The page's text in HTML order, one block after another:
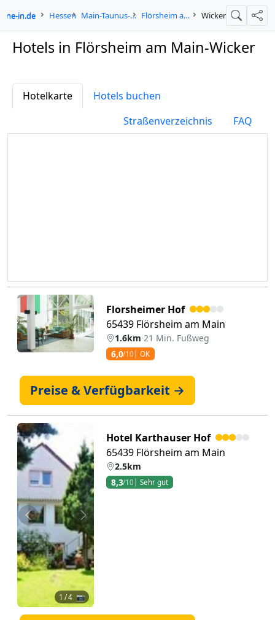
in.de Hessen Main-Taunus-Kreis Flörsheim am Main Wicker Suche
Hotels in Flörsheim am Main-Wicker
Hotelkarte
Hotels buchen
Straßenverzeichnis
FAQ
Florsheimer Hof
65439 Flörsheim am Main
1.6km·21 Min. Fußweg
6,0/10 OK
Preise & Verfügbarkeit →
Zurück Weiter
1 / 4 📷
Hotel Karthauser Hof
65439 Flörsheim am Main
2.5km
8,3/10 Sehr gut